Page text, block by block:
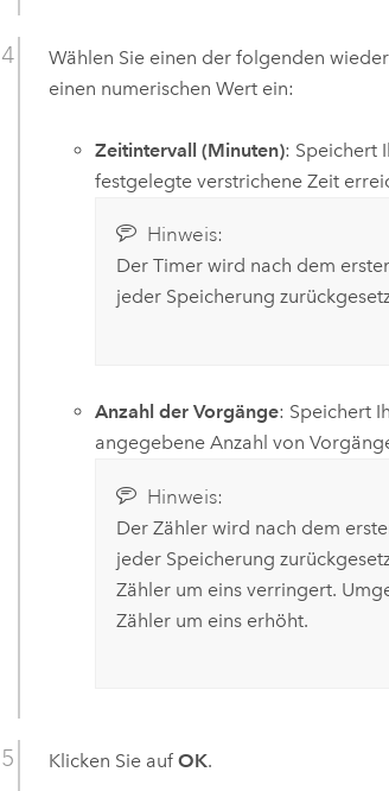
Wählen Sie einen der folgenden
einen numerischen Wert ein:
Zeitintervall (Minuten): Speichert
festgelegte verstrichene Zeit
Hinweis:
Der Timer wird nach dem
jeder Speicherung
Anzahl der Vorgänge: Speichert
angegebene Anzahl von
Hinweis:
Der Zähler wird nach dem
jeder Speicherung
Zähler um eins verringert.
Zähler um eins erhöht.
Klicken Sie aufOK.